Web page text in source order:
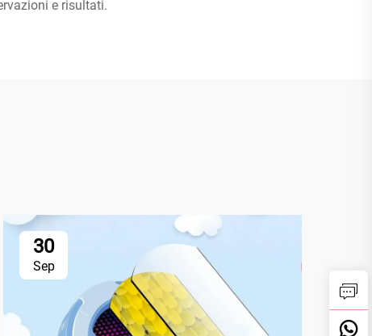
e risultati.
30
Sep